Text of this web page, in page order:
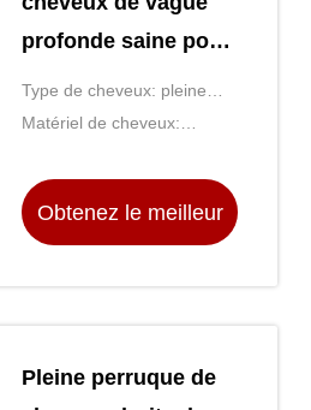
profonde saine pour
des femmes de
couleur
Type de cheveux: pleine
perruque de lacet
Matériel de cheveux:
Obtenez le meilleur
Pleine perruque de